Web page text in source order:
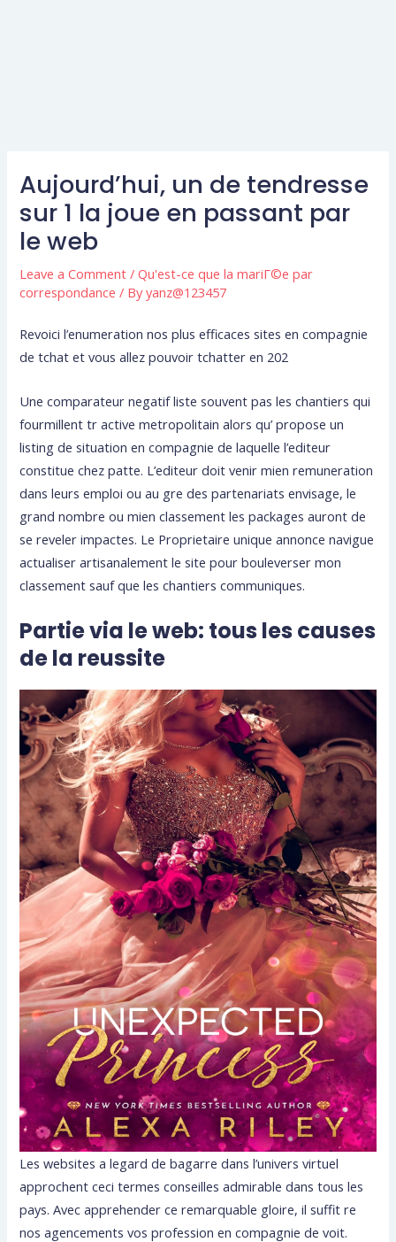
Aujourd’hui, un de tendresse
sur 1 la joue en passant par
le web
Leave a Comment /Qu'est-ce que la mariГ©e par
correspondance / Byyanz@123457
Revoici l’enumeration nos plus efficaces sites en compagnie
de tchat et vous allez pouvoir tchatter en 202
Une comparateur negatif liste souvent pas les chantiers qui
fourmillent tr active metropolitain alors qu’ propose un
listing de situation en compagnie de laquelle l’editeur
constitue chez patte. L’editeur doit venir mien remuneration
dans leurs emploi ou au gre des partenariats envisage, le
grand nombre ou mien classement les packages auront de
se reveler impactes. Le Proprietaire unique annonce navigue
actualiser artisanalement le site pour bouleverser mon
classement sauf que les chantiers communiques.
Partie via le web: tous les causes
de la reussite
Les websites a legard de bagarre dans l’univers virtuel
approchent ceci termes conseilles admirable dans tous les
pays. Avec apprehender ce remarquable gloire, il suffit re
nos agencements vos profession en compagnie de voit.